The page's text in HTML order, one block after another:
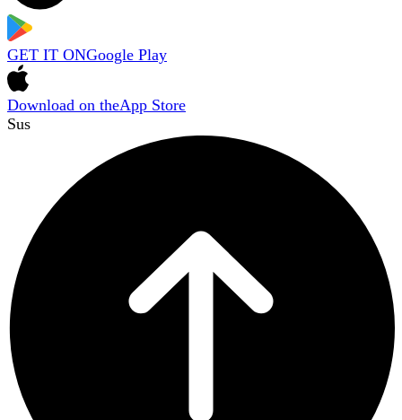
GET IT ONGoogle Play
Download on theApp Store
Sus